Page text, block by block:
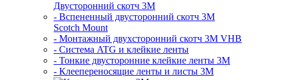
Двусторонний скотч 3М
- Вспененный двусторонний скотч 3M
Scotch Mount
- Монтажный двухсторонний скотч 3М VHB
- Система ATG и клейкие ленты
- Тонкие двусторонние клейкие ленты 3М
- Клеепереносящие ленты и листы 3М